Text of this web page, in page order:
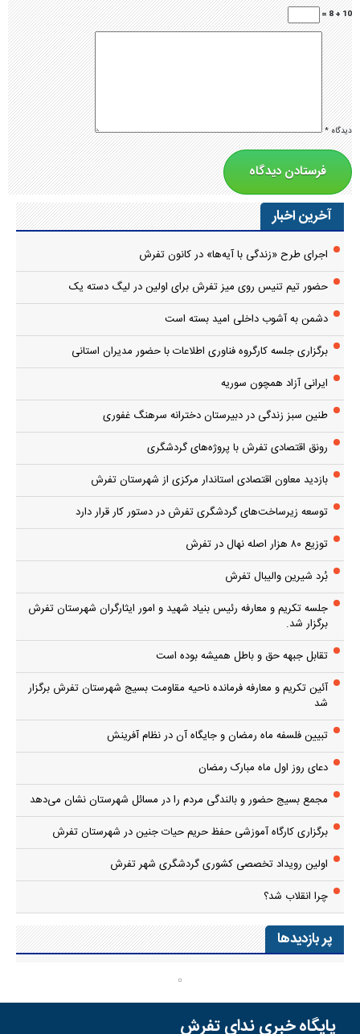
10 + 8 =
دیدگاه*
آخرین اخبار
اجرای طرح «زندگی با آیه‌ها» در کانون تفرش
حضور تیم تنیس روی میز تفرش برای اولین در لیگ دسته یک
دشمن به آشوب داخلی امید بسته است
برگزاری جلسه کارگروه فناوری اطلاعات با حضور مدیران استانی
ایرانی آزاد همچون سوریه
طنین سبز زندگی در دبیرستان دخترانه سرهنگ غفوری
رونق اقتصادی تفرش با پروژه‌های گردشگری
بازدید معاون اقتصادی استاندار مرکزی از شهرستان تفرش
توسعه زیرساخت‌های گردشگری تفرش در دستور کار قرار دارد
توزیع ۸۰ هزار اصله نهال در تفرش
بُرد شیرین والیبال تفرش
جلسه تکریم و معارفه رئیس بنیاد شهید و امور ایثارگران شهرستان تفرش
برگزار شد.
تقابل جبهه حق و باطل همیشه بوده است
آئین تکریم و معارفه فرمانده ناحیه مقاومت بسیج شهرستان تفرش برگزار
شد
تبیین فلسفه ماه رمضان و جایگاه آن در نظام آفرینش
دعای روز اول ماه مبارک رمضان
مجمع بسیج حضور و بالندگی مردم را در مسائل شهرستان نشان می‌دهد
برگزاری کارگاه آموزشی حفظ حریم حیات جنین در شهرستان تفرش
اولین رویداد تخصصی کشوری گردشگری شهر تفرش
چرا انقلاب شد؟
پر بازدیدها
پایگاه خبری ندای تفرش